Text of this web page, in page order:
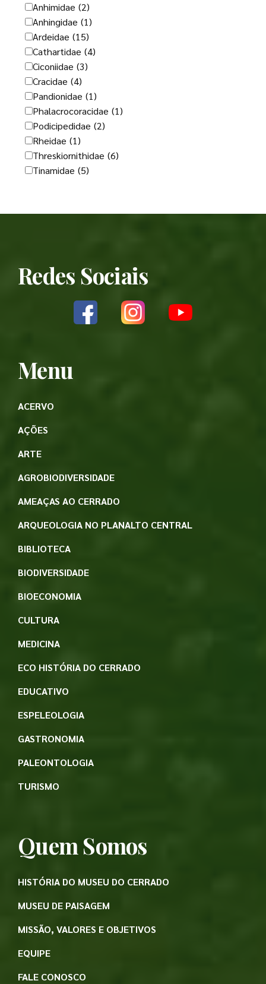
Anhimidae (2)
Anhingidae (1)
Ardeidae (15)
Cathartidae (4)
Ciconiidae (3)
Cracidae (4)
Pandionidae (1)
Phalacrocoracidae (1)
Podicipedidae (2)
Rheidae (1)
Threskiornithidae (6)
Tinamidae (5)
Redes Sociais
Menu
ACERVO
AÇÕES
ARTE
AGROBIODIVERSIDADE
AMEAÇAS AO CERRADO
ARQUEOLOGIA NO PLANALTO CENTRAL
BIBLIOTECA
BIODIVERSIDADE
BIOECONOMIA
CULTURA
MEDICINA
ECO HISTÓRIA DO CERRADO
EDUCATIVO
ESPELEOLOGIA
GASTRONOMIA
PALEONTOLOGIA
TURISMO
Quem Somos
HISTÓRIA DO MUSEU DO CERRADO
MUSEU DE PAISAGEM
MISSÃO, VALORES E OBJETIVOS
EQUIPE
FALE CONOSCO